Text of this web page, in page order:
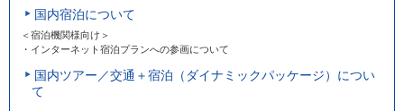
国内宿泊について
＜宿泊機関様向け＞
・インターネット宿泊プランへの参画について
国内ツアー／交通＋宿泊（ダイナミックパッケージ）につい
て